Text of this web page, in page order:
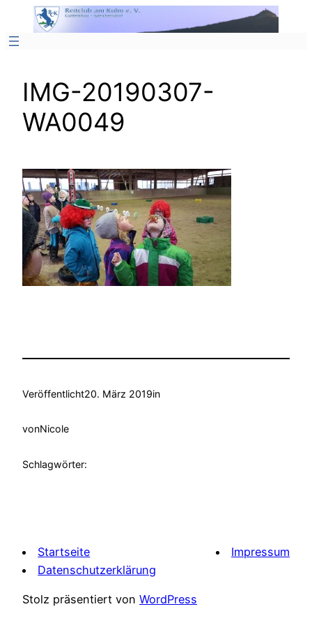
Inhalt
springen
IMG-20190307-
WA0049
Veröffentlicht20. März 2019in
vonNicole
Schlagwörter:
Startseite
Impressum
Datenschutzerklärung
Stolz präsentiert von WordPress